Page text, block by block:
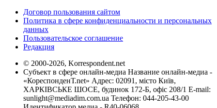
Договор пользования сайтом
Политика в сфере конфиденциальности и персональных
данных
Пользовательское соглашение
Редакция
© 2000-2026, Korrespondent.net
Субъект в сфере онлайн-медиа Название онлайн-медиа -
«КореспонденТ.net» Адрес: 02091, місто Київ,
ХАРКІВСЬКЕ ШОСЕ, будинок 172-Б, офіс 208/1 E-mail:
sunlight@mediadim.com.ua Телефон: 044-205-43-00